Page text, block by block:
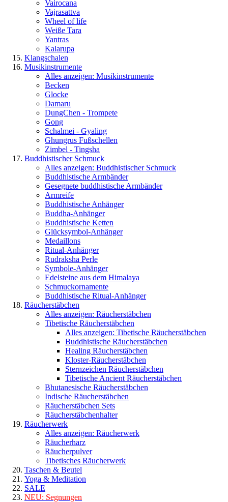
Vairocana
Vajrasattva
Wheel of life
Weiße Tara
Yantras
Kalarupa
Klangschalen
Musikinstrumente
Alles anzeigen: Musikinstrumente
Becken
Glocke
Damaru
DungChen - Trompete
Gong
Schalmei - Gyaling
Ghungrus Fußschellen
Zimbel - Tingsha
Buddhistischer Schmuck
Alles anzeigen: Buddhistischer Schmuck
Buddhistische Armbänder
Gesegnete buddhistische Armbänder
Armreife
Buddhistische Anhänger
Buddha-Anhänger
Buddhistische Ketten
Glücksymbol-Anhänger
Medaillons
Ritual-Anhänger
Rudraksha Perle
Symbole-Anhänger
Edelsteine aus dem Himalaya
Schmuckornamente
Buddhistische Ritual-Anhänger
Räucherstäbchen
Alles anzeigen: Räucherstäbchen
Tibetische Räucherstäbchen
Alles anzeigen: Tibetische Räucherstäbchen
Buddhistische Räucherstäbchen
Healing Räucherstäbchen
Kloster-Räucherstäbchen
Sternzeichen Räucherstäbchen
Tibetische Ancient Räucherstäbchen
Bhutanesische Räucherstäbchen
Indische Räucherstäbchen
Räucherstäbchen Sets
Räucherstäbchenhalter
Räucherwerk
Alles anzeigen: Räucherwerk
Räucherharz
Räucherpulver
Tibetisches Räucherwerk
Taschen & Beutel
Yoga & Meditation
SALE
NEU: Segnungen